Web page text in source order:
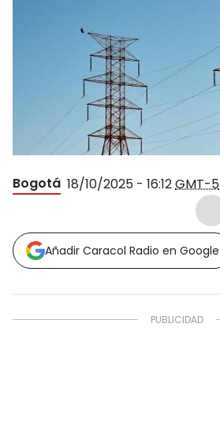
Bogotá 18/10/2025 - 16:12GMT-5
Añadir Caracol Radio en Google